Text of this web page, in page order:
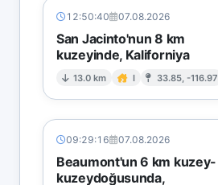
12:50:40 07.08.2026
San Jacinto'nun 8 km
kuzeyinde, Kaliforniya
13.0 km I 33.85, -116.97
09:29:16 07.08.2026
Beaumont'un 6 km kuzey-
kuzeydoğusunda,